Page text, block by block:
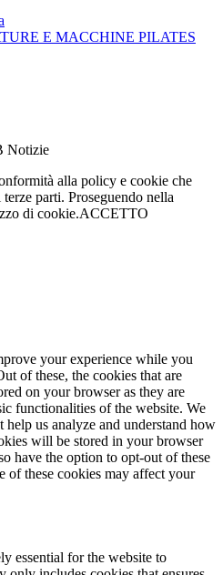
E MACCHINE PILATES
Notizie
alla policy e cookie che
parti. Proseguendo nella
di cookie.ACCETTO
your experience while you
of these, the cookies that are
on your browser as they are
functionalities of the website. We
help us analyze and understand how
will be stored in your browser
have the option to opt-out of these
of these cookies may affect your
essential for the website to